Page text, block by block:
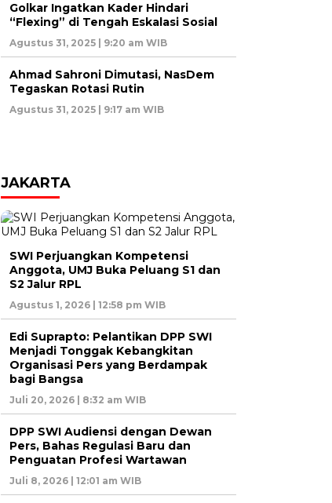
Golkar Ingatkan Kader Hindari
“Flexing” di Tengah Eskalasi Sosial
Agustus 31, 2025 | 9:20 am WIB
Ahmad Sahroni Dimutasi, NasDem
Tegaskan Rotasi Rutin
Agustus 31, 2025 | 9:17 am WIB
JAKARTA
SWI Perjuangkan Kompetensi
Anggota, UMJ Buka Peluang S1 dan
S2 Jalur RPL
Agustus 1, 2026 | 12:58 pm WIB
Edi Suprapto: Pelantikan DPP SWI
Menjadi Tonggak Kebangkitan
Organisasi Pers yang Berdampak
bagi Bangsa
Juli 20, 2026 | 8:32 am WIB
DPP SWI Audiensi dengan Dewan
Pers, Bahas Regulasi Baru dan
Penguatan Profesi Wartawan
Juli 8, 2026 | 12:01 am WIB